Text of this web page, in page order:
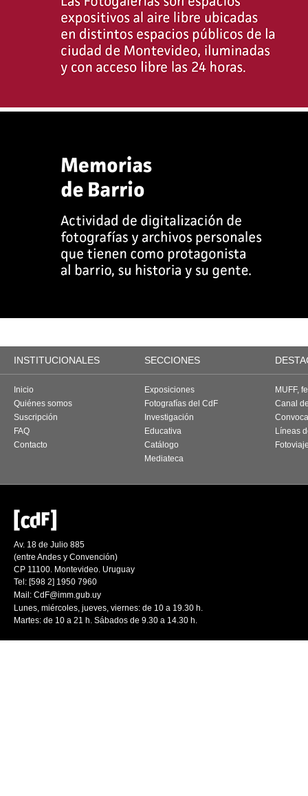
INSTITUCIONALES SECCIONES
Inicio
Quiénes somos
Suscripción
FAQ
Contacto
Exposiciones
Fotografías del CdF
Investigación
Educativa
Catálogo
Mediateca
MUFF,
Canal
Líneas
Av. 18 de Julio 885
(entre Andes y Convención)
CP 11100. Montevideo. Uruguay
Tel: [598 2] 1950 7960
Mail: CdF@imm.gub.uy
Lunes, miércoles, jueves, viernes: de 10 a 19.30 h.
Martes: de 10 a 21 h. Sábados de 9.30 a 14.30 h.